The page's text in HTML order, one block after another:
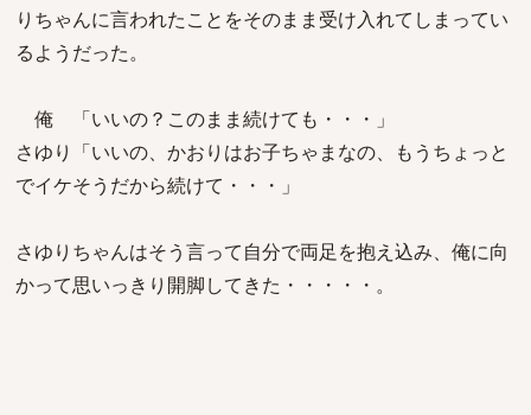
りちゃんに言われたことをそのまま受け入れてしまってい
るようだった。
俺 「いいの？このまま続けても・・・」
さゆり「いいの、かおりはお子ちゃまなの、もうちょっと
でイケそうだから続けて・・・」
さゆりちゃんはそう言って自分で両足を抱え込み、俺に向
かって思いっきり開脚してきた・・・・・。